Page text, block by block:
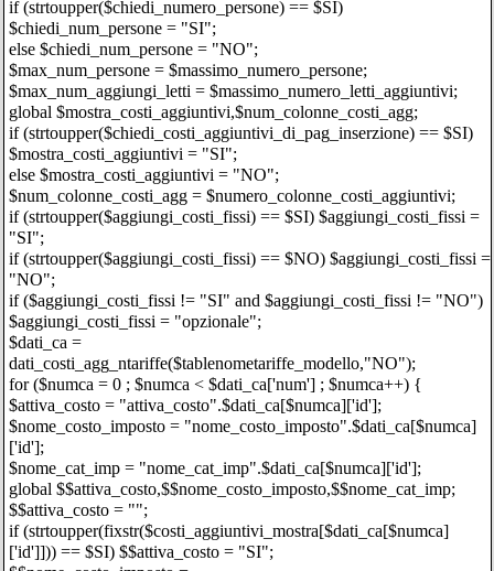
if (strtoupper($chiedi_numero_persone) == $SI)
$chiedi_num_persone = "SI";
else $chiedi_num_persone = "NO";
$max_num_persone = $massimo_numero_persone;
$max_num_aggiungi_letti = $massimo_numero_letti_aggiuntivi;
global $mostra_costi_aggiuntivi,$num_colonne_costi_agg;
if (strtoupper($chiedi_costi_aggiuntivi_di_pag_inserzione) == $SI)
$mostra_costi_aggiuntivi = "SI";
else $mostra_costi_aggiuntivi = "NO";
$num_colonne_costi_agg = $numero_colonne_costi_aggiuntivi;
if (strtoupper($aggiungi_costi_fissi) == $SI) $aggiungi_costi_fissi =
"SI";
if (strtoupper($aggiungi_costi_fissi) == $NO) $aggiungi_costi_fissi =
"NO";
if ($aggiungi_costi_fissi != "SI" and $aggiungi_costi_fissi != "NO")
$aggiungi_costi_fissi = "opzionale";
$dati_ca =
dati_costi_agg_ntariffe($tablenometariffe_modello,"NO");
for ($numca = 0 ; $numca < $dati_ca['num'] ; $numca++) {
$attiva_costo = "attiva_costo".$dati_ca[$numca]['id'];
$nome_costo_imposto = "nome_costo_imposto".$dati_ca[$numca]
['id'];
$nome_cat_imp = "nome_cat_imp".$dati_ca[$numca]['id'];
global $$attiva_costo,$$nome_costo_imposto,$$nome_cat_imp;
$$attiva_costo = "";
if (strtoupper(fixstr($costi_aggiuntivi_mostra[$dati_ca[$numca]
['id']])) == $SI) $$attiva_costo = "SI";